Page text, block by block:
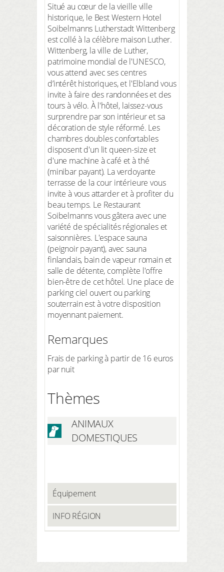
Situé au cœur de la vieille ville
historique, le Best Western Hotel
Soibelmanns Lutherstadt Wittenberg
est collé à la célèbre maison Luther.
Wittenberg, la ville de Luther,
patrimoine mondial de l'UNESCO,
vous attend avec ses centres
d’intérêt historiques, et l'Elbland vous
invite à faire des randonnées et des
tours à vélo. À l'hôtel, laissez-vous
surprendre par son intérieur et sa
décoration de style réformé. Les
chambres doubles confortables
disposent d'un lit queen-size et
d'une machine à café et à thé
(minibar payant). La verdoyante
terrasse de la cour intérieure vous
invite à vous attarder et à profiter du
beau temps. Le Restaurant
Soibelmanns vous gâtera avec une
variété de spécialités régionales et
saisonnières. L'espace sauna
(peignoir payant), avec sauna
finlandais, bain de vapeur romain et
salle de détente, complète l'offre
bien-être de cet hôtel. Une place de
parking ciel ouvert ou parking
souterrain est à votre disposition
moyennant paiement.
Remarques
Frais de parking à partir de 16 euros
par nuit
Thèmes
ANIMAUX
DOMESTIQUES
Équipement
INFO RÉGION